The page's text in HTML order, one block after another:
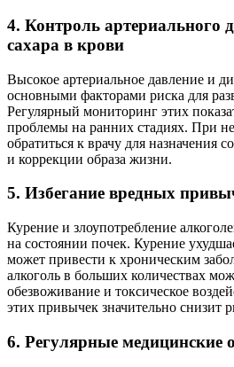
4. Контроль артериального
сахара в крови
Высокое артериальное давление и
основными факторами риска для
Регулярный мониторинг этих
проблемы на ранних стадиях. При
обратиться к врачу для назначения
и коррекции образа жизни.
5. Избегание вредных
Курение и злоупотребление
на состоянии почек. Курение
может привести к хроническим
алкоголь в больших количествах
обезвоживание и токсическое
этих привычек значительно снизит
6. Регулярные медицинские